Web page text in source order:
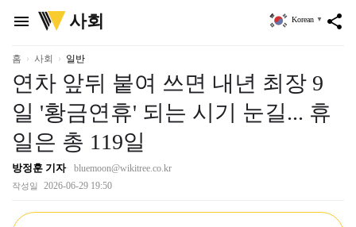
menu
위
키
리
사회 share
Korean ▼
홈 사회 일반
연차 앞뒤 붙여 쓰면 내년 최장 9
일 '황금연휴' 되는 시기 눈길... 휴
일은 총 119일
방정훈 기자 bluemoon@wikitree.co.kr
작성일 2026-06-29 19:50